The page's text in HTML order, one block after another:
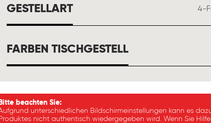
GESTELLARTAUSWÄHLEN 4-
FARBEN TISCHGESTELLAUSWÄHLEN
Bitte beachten Sie:
unterschiedlichen Bildschirmeinstellungen kann es
Produktes nicht authentisch wiedergegeben wird. Wenn Sie